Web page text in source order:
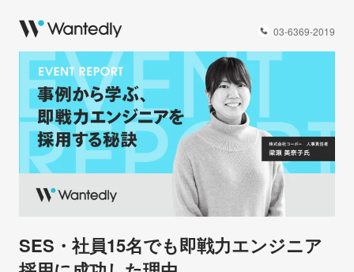
03-6369-2019
SES・社員15名でも即戦力エンジニア